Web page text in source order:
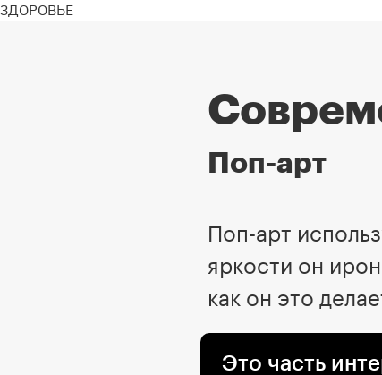
ЗДОРОВЬЕ
Поп-арт
Поп-арт
яркости он
как он это
Это часть